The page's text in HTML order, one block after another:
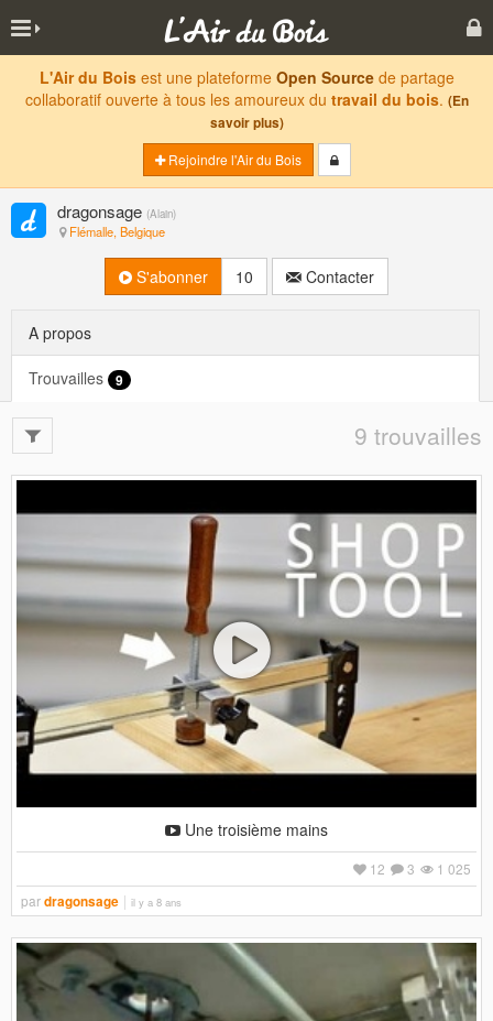
L'Air du Boisest une plateforme Open Sourcede partage
collaboratif ouverte à tous les amoureux du travail du bois. (En
savoir plus)
Rejoindre l'Air du Bois
dragonsage (Alain)
Flémalle, Belgique
S'abonner 10 Contacter
A propos
Trouvailles 9
9 trouvailles
Une troisième mains
1 025
3
12
pardragonsage il y a 8 ans